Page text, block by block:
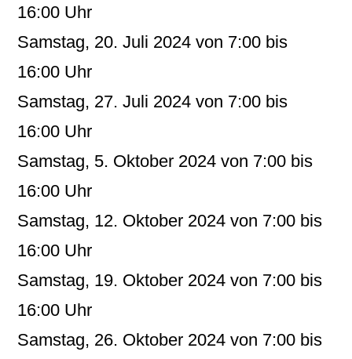
16:00 Uhr
Samstag, 20. Juli 2024 von 7:00 bis
16:00 Uhr
Samstag, 27. Juli 2024 von 7:00 bis
16:00 Uhr
Samstag, 5. Oktober 2024 von 7:00 bis
16:00 Uhr
Samstag, 12. Oktober 2024 von 7:00 bis
16:00 Uhr
Samstag, 19. Oktober 2024 von 7:00 bis
16:00 Uhr
Samstag, 26. Oktober 2024 von 7:00 bis